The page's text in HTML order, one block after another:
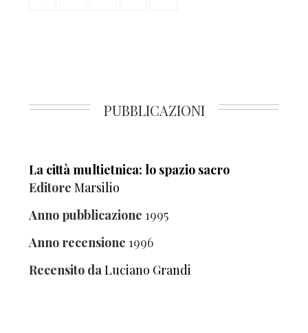
PUBBLICAZIONI
La città multietnica: lo spazio sacro
Editore Marsilio
Anno pubblicazione 1995
Anno recensione 1996
Recensito daLuciano Grandi